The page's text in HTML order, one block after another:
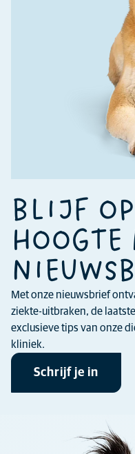
BLIJF
Met onze nieuwsbrief
ziekte-uitbraken, de
exclusieve tips van onze
kliniek.
Schrijf je in